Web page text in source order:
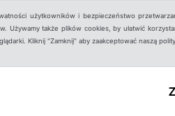
użytkowników i bezpieczeństwo
Używamy także plików cookies, by ułatwić
Kliknij "Zamknij" aby zaakceptować naszą